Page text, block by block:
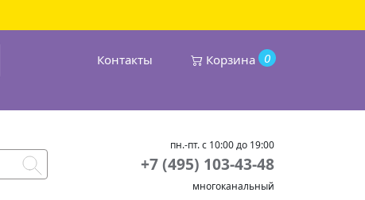
Контакты 0
Корзина
пн.-пт. с 10:00 до 19:00
+7 (495) 103-43-48
многоканальный